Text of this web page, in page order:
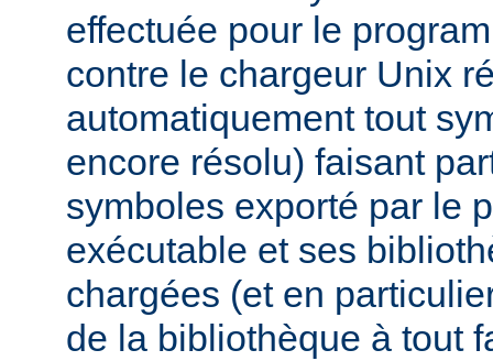
effectuée pour le
contre le chargeur Unix
automatiquement tout
encore résolu) faisant
symboles exporté par le
exécutable et ses
chargées (et en
de la bibliothèque à tout